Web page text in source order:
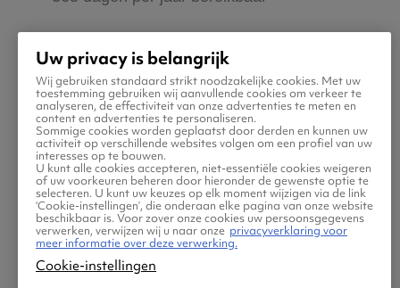
Zeker van veilig boeken en betalen
Boek ook direct een hotel of huurauto via
Vliegtickets.be
Gratis tips, reisadvies en speciale
aanbiedingen voor vliegtickets naar Ardabil
Jouw zoektocht naar vliegtickets moet
makkelijk én leuk zijn. Daarom helpen wij jou
Uw privacy is belangrijk
Wij gebruiken standaard strikt noodzakelijke cookies. Met uw
toestemming gebruiken wij aanvullende cookies om verkeer te
analyseren, de effectiviteit van onze advertenties te meten en
content en advertenties te personaliseren.
Sommige cookies worden geplaatst door derden en kunnen uw
activiteit op verschillende websites volgen om een profiel van uw
interesses op te bouwen.
U kunt alle cookies accepteren, niet-essentiële cookies weigeren
of uw voorkeuren beheren door hieronder de gewenste optie te
selecteren. U kunt uw keuzes op elk moment wijzigen via de link
‘Cookie-instellingen’, die onderaan elke pagina van onze website
beschikbaar is. Voor zover onze cookies uw persoonsgegevens
verwerken, verwijzen wij u naar onze privacyverklaring voor
meer informatie over deze verwerking.
Cookie-instellingen